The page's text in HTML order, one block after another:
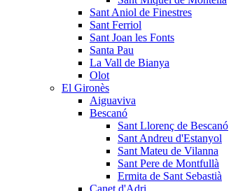
Sant Aniol de Finestres
Sant Ferriol
Sant Joan les Fonts
Santa Pau
La Vall de Bianya
Olot
El Gironès
Aiguaviva
Bescanó
Sant Llorenç de Bescanó
Sant Andreu d'Estanyol
Sant Mateu de Vilanna
Sant Pere de Montfullà
Ermita de Sant Sebastià
Canet d'Adri